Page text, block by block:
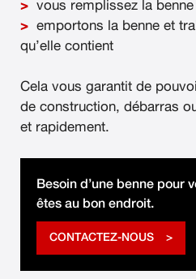
vous remplissez la benne
emportons la benne et
qu’elle contient
Cela vous garantit de
de construction, débarras
et rapidement.
Besoin d’une benne pour
êtes au bon endroit.
CONTACTEZ-NOUS